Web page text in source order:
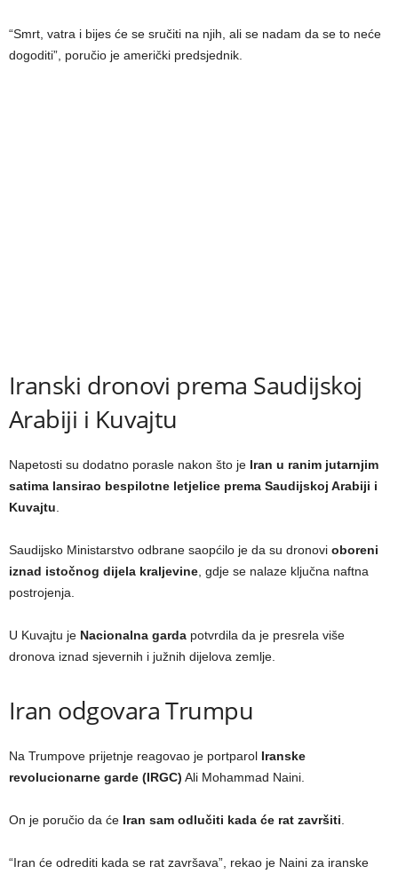
“Smrt, vatra i bijes će se sručiti na njih, ali se nadam da se to neće
dogoditi”, poručio je američki predsjednik.
Iranski dronovi prema Saudijskoj
Arabiji i Kuvajtu
Napetosti su dodatno porasle nakon što je Iran u ranim jutarnjim
satima lansirao bespilotne letjelice prema Saudijskoj Arabiji i
Kuvajtu.
Saudijsko Ministarstvo odbrane saopćilo je da su dronovi oboreni
iznad istočnog dijela kraljevine, gdje se nalaze ključna naftna
postrojenja.
U Kuvajtu je Nacionalna garda potvrdila da je presrela više
dronova iznad sjevernih i južnih dijelova zemlje.
Iran odgovara Trumpu
Na Trumpove prijetnje reagovao je portparol Iranske
revolucionarne garde (IRGC) Ali Mohammad Naini.
On je poručio da će Iran sam odlučiti kada će rat završiti.
“Iran će odrediti kada se rat završava”, rekao je Naini za iranske